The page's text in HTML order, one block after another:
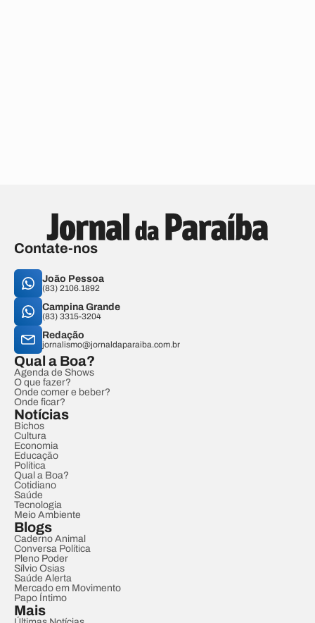
Contate-nos
João Pessoa
(83) 2106.1892
Campina Grande
(83) 3315-3204
Redação
jornalismo@jornaldaparaiba.com.br
Qual a Boa?
Agenda de Shows
O que fazer?
Onde comer e beber?
Onde ficar?
Notícias
Bichos
Cultura
Economia
Educação
Política
Qual a Boa?
Cotidiano
Saúde
Tecnologia
Meio Ambiente
Blogs
Caderno Animal
Conversa Política
Pleno Poder
Sílvio Osias
Saúde Alerta
Mercado em Movimento
Papo Íntimo
Mais